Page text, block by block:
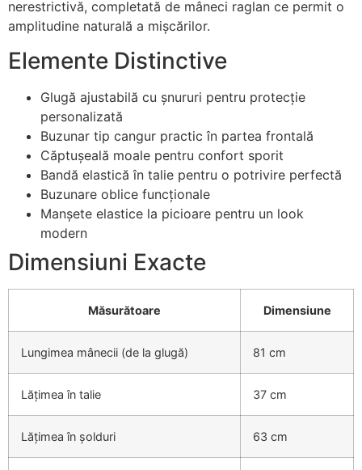
nerestrictivă, completată de mâneci raglan ce permit o
amplitudine naturală a mișcărilor.
Elemente Distinctive
Glugă ajustabilă cu șnururi pentru protecție
personalizată
Buzunar tip cangur practic în partea frontală
Căptușeală moale pentru confort sporit
Bandă elastică în talie pentru o potrivire perfectă
Buzunare oblice funcționale
Manșete elastice la picioare pentru un look
modern
Dimensiuni Exacte
Măsurătoare Dimensiune
Lungimea mânecii (de la glugă) 81 cm
Lățimea în talie 37 cm
Lățimea în șolduri 63 cm